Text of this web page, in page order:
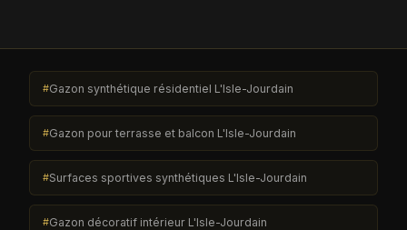
Gazon synthétique résidentiel L'Isle-Jourdain
Gazon pour terrasse et balcon L'Isle-Jourdain
Surfaces sportives synthétiques L'Isle-Jourdain
Gazon décoratif intérieur L'Isle-Jourdain